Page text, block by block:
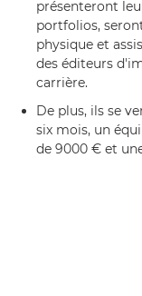
présenteront
portfolios,
physique et
des éditeurs
carrière.
De plus, ils se
six mois, un
de 9000 € et